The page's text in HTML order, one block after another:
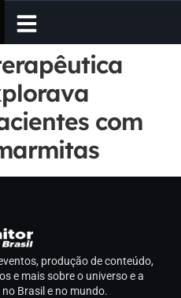
com
produção de conteúdo,
e mais sobre o universo e a
Brasil e no mundo.